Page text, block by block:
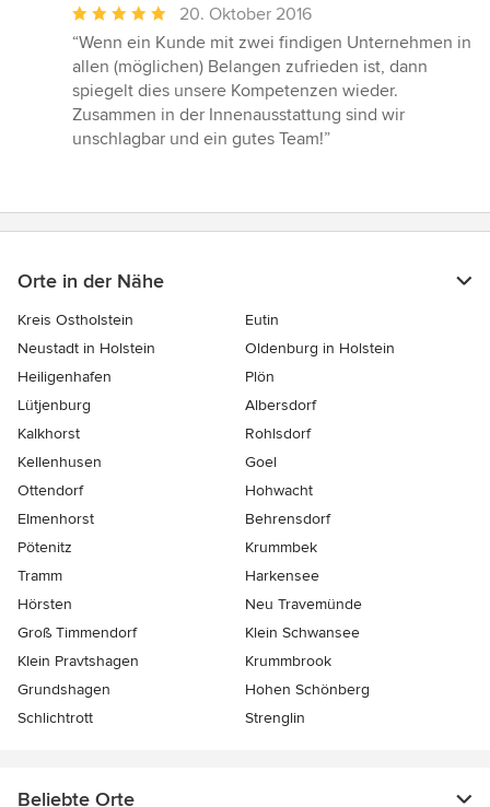
Durchschnittliche
Bewertung:
5
von
5
Sternen
20. Oktober 2016
“Wenn ein Kunde mit zwei findigen Unternehmen in
allen (möglichen) Belangen zufrieden ist, dann
spiegelt dies unsere Kompetenzen wieder.
Zusammen in der Innenausstattung sind wir
unschlagbar und ein gutes Team!”
Orte in der Nähe
Kreis Ostholstein
Eutin
Neustadt in Holstein
Oldenburg in Holstein
Heiligenhafen
Plön
Lütjenburg
Albersdorf
Kalkhorst
Rohlsdorf
Kellenhusen
Goel
Ottendorf
Hohwacht
Elmenhorst
Behrensdorf
Pötenitz
Krummbek
Tramm
Harkensee
Hörsten
Neu Travemünde
Groß Timmendorf
Klein Schwansee
Klein Pravtshagen
Krummbrook
Grundshagen
Hohen Schönberg
Schlichtrott
Strenglin
Beliebte Orte